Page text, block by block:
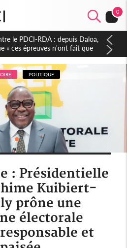
0
Fofié Kouakou est décédé,
2e Région militaire
POLITIQUE
: Présidentielle
Kuibiert-
prône une
électorale
et